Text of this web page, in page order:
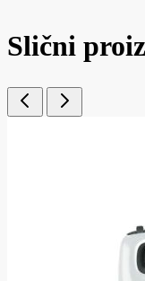
Slični